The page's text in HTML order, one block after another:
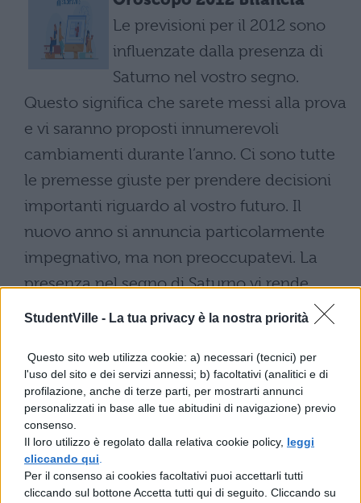
StudentVille - La tua privacy è la nostra priorità
Questo sito web utilizza cookie: a) necessari (tecnici) per
l'uso del sito e dei servizi annessi; b) facoltativi (analitici e di
profilazione, anche di terze parti, per mostrarti annunci
personalizzati in base alle tue abitudini di navigazione) previo
consenso.
Il loro utilizzo è regolato dalla relativa cookie policy, leggi
cliccando qui
Per il consenso ai cookies facoltativi puoi accettarli tutti
cliccando sul bottone Accetta tutti qui di seguito. Cliccando su
Le previsioni per il 2012 sono
influenzate dalla presenza di
Saturno nel vostro segno.
Questo significa che sarete messi alla prova
e vi saranno proposti innumerevoli
cambiamenti durante l’anno. Ci sono tutte
le premesse giuste per prendere decisioni
importanti riguardo al vostro futuro. Il
nuovo anno si annuncia particolarmente
impegnativo, ma non preoccupatevi. La
presenza nel segno di Saturno vi rende
anche riflessivi e perseveranti nell’affrontare
raccogliere i frutti del vostro impegno sui
libri.
Cari amici dell’Acquario, questo
2012 sarà un anno di grandi e
piacevoli sorprese! Riuscirete